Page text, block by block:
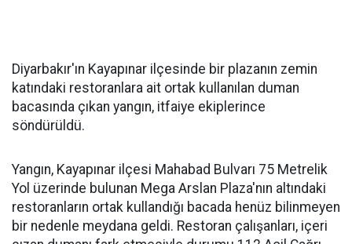
Diyarbakır'ın Kayapınar ilçesinde bir plazanın zemin
katındaki restoranlara ait ortak kullanılan duman
bacasında çıkan yangın, itfaiye ekiplerince
söndürüldü.
Yangın, Kayapınar ilçesi Mahabad Bulvarı 75 Metrelik
Yol üzerinde bulunan Mega Arslan Plaza'nın altındaki
restoranların ortak kullandığı bacada henüz bilinmeyen
bir nedenle meydana geldi. Restoran çalışanları, içeri